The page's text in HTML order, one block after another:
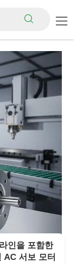
인을 포함한
AC 서보 모터